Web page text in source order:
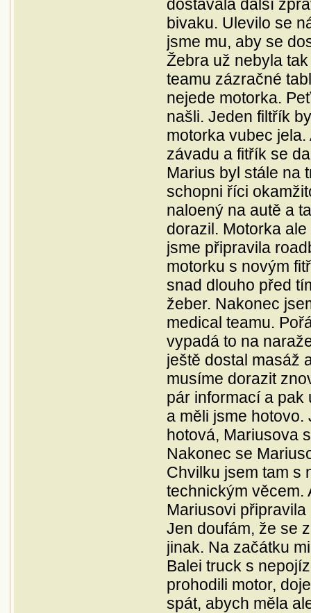
dostávala další
bivaku. Ulevilo se
jsme mu, aby se
Žebra už nebyla
teamu zázračné
nejede motorka.
našli. Jeden filtřík
motorka vubec
závadu a fitřík se
Marius byl stále na
schopni říci
naloený na autě a
dorazil. Motorka
jsme připravila
motorku s novým
snad dlouho před
žeber. Nakonec
medical teamu.
vypadá to na
ještě dostal masáž
musíme dorazit
pár informací a pak
a měli jsme
hotová, Mariusova
Nakonec se
Chvilku jsem tam s
technickým věcem.
Mariusovi
Jen doufám, že se
jinak. Na začátku
Balei truck s
prohodili motor,
spát, abych měla